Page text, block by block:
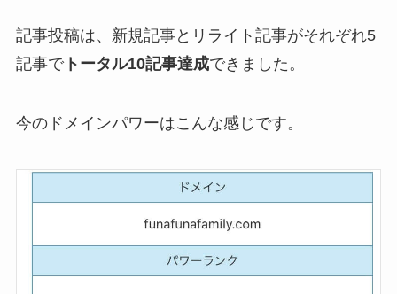
記事投稿は、新規記事とリライト記事がそれぞれ5
記事でトータル10記事達成できました。
今のドメインパワーはこんな感じです。